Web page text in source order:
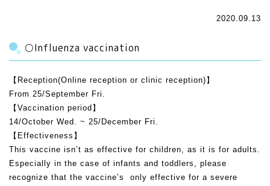
2020.09.13
○Influenza vaccination
【Reception(Online reception or clinic reception) 】
From 25/September Fri.
【Vaccination period 】
14/October Wed. ~ 25/December Fri.
【Effectiveness】
This vaccine isn’t as effective for children, as it is for adults.
Especially in the case of infants and toddlers, please
recognize that the vaccine’s only effective for a severe